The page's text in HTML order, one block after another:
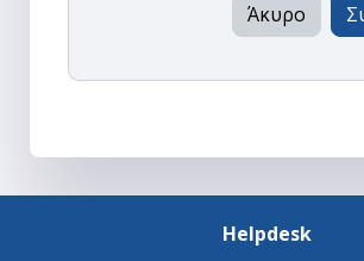
Άκυρο
Helpdesk